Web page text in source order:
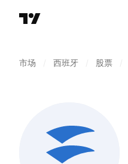
市场 西班牙 股票